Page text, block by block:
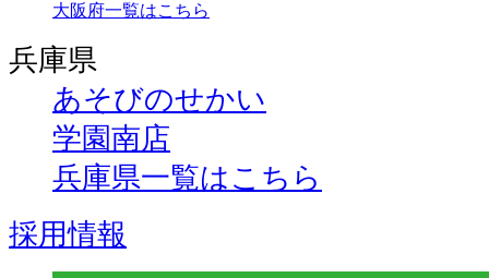
大阪府一覧はこちら
兵庫県
あそびのせかい
学園南店
兵庫県一覧はこちら
採用情報